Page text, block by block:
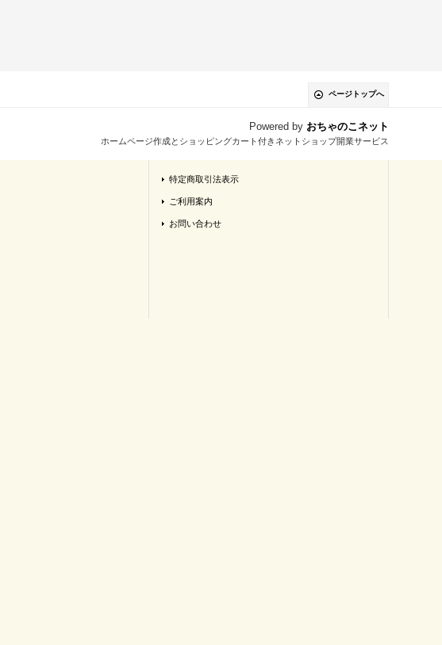
ページトップへ
Powered by おちゃのこネット
ホームページ作成とショッピングカート付きネットショップ開業サービス
特定商取引法表示
ご利用案内
お問い合わせ